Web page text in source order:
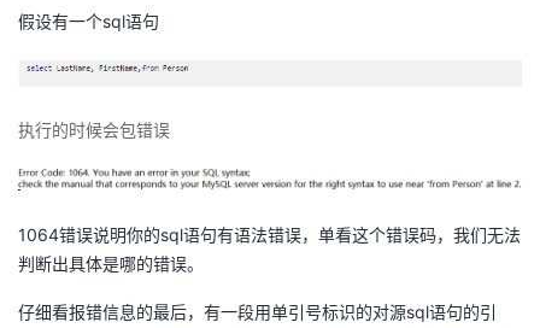
个
人
主
页
我
的
开
发
者
假设有一个sql语句
执行的时候会包错误
1064错误说明你的sql语句有语法错误，单看这个错误码，我们无法
判断出具体是哪的错误。
仔细看报错信息的最后，有一段用单引号标识的对源sql语句的引